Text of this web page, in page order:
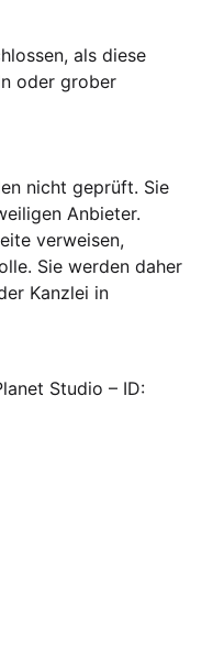
als diese
oder grober
nicht geprüft. Sie
Anbieter.
verweisen,
Sie werden daher
Kanzlei in
Studio – ID: